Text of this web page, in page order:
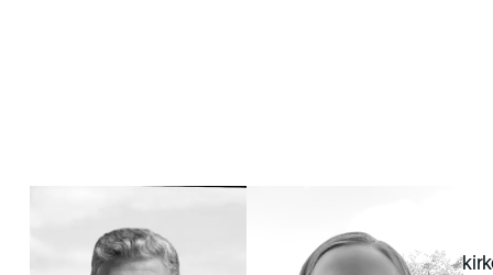
Eldsterådsleder
bjornar.svellingen@bergenfrikirke.no
Eldsterådsmedlem